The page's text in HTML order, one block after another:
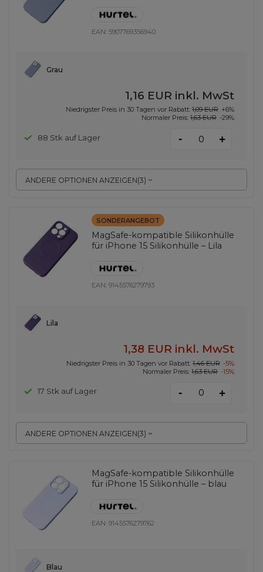
EAN: 5907769356940
ANDERE OPTIONEN ANZEIGEN(3)
Grau
1,16 EUR inkl. MwSt
Niedrigster Preis in 30 Tagen vor Rabatt: 1,09 EUR +6%
Normaler Preis: 1,63 EUR -29%
88 Stk auf Lager - +
SONDERANGEBOT
MagSafe-kompatible Silikonhülle
für iPhone 15 Silikonhülle – Lila
EAN:9145576279793
ANDERE OPTIONEN ANZEIGEN(3)
Lila
1,38 EUR inkl. MwSt
Niedrigster Preis in 30 Tagen vor Rabatt: 1,46 EUR -5%
Normaler Preis: 1,63 EUR -15%
17 Stk auf Lager - +
MagSafe-kompatible Silikonhülle
für iPhone 15 Silikonhülle – blau
EAN:9145576279762
Blau